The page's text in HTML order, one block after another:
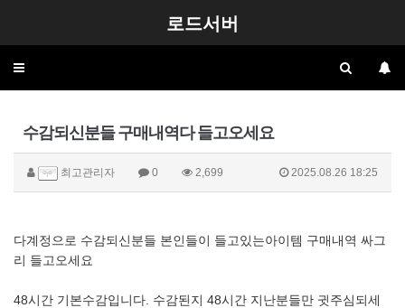
로드서버
Toggle
수감되신분들 구매내역다 들고오세요
최고관리자 0 2,699 2025.08.26 18:25
다계정으로 수감되신분들 본인들이 들고있는아이템 구매내역 싸그
리 들고오세요
48시간 기본수감입니다. 수감된지 48시간 지난분들만 귓주심되세